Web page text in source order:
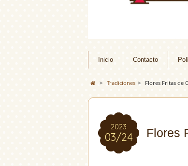
Inicio Contacto
> Tradiciones > Flores Fritas de
2023
03/24 Flores